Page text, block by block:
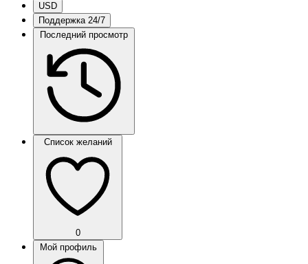
USD
Поддержка 24/7
Последний просмотр
Список желаний
0
Мой профиль